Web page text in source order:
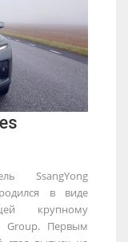
SsangYong
в виде
крупному
Group. Первым